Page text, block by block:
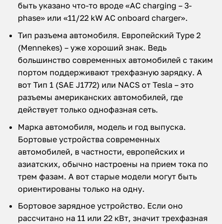
быть указано что-то вроде «AC charging – 3-
phase» или «11/22 kW AC onboard charger».
Тип разъема автомобиля. Европейский Type 2
(Mennekes) – уже хороший знак. Ведь
большинство современных автомобилей с таким
портом поддерживают трехфазную зарядку. А
вот Тип 1 (SAE J1772) или NACS от Tesla – это
разъемы американских автомобилей, где
действует только однофазная сеть.
Марка автомобиля, модель и год выпуска.
Бортовые устройства современных
автомобилей, в частности, европейских и
азиатских, обычно настроены на прием тока по
трем фазам. А вот старые модели могут быть
ориентированы только на одну.
Бортовое зарядное устройство. Если оно
рассчитано на 11 или 22 кВт, значит трехфазная